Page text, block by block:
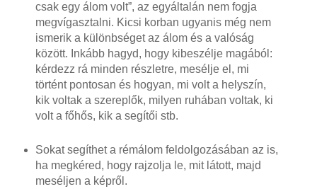
csak egy álom volt”, az egyáltalán nem fogja
megvígasztalni. Kicsi korban ugyanis még nem
ismerik a különbséget az álom és a valóság
között. Inkább hagyd, hogy kibeszélje magából:
kérdezz rá minden részletre, mesélje el, mi
történt pontosan és hogyan, mi volt a helyszín,
kik voltak a szereplők, milyen ruhában voltak, ki
volt a főhős, kik a segítői stb.
Sokat segíthet a rémálom feldolgozásában az is,
ha megkéred, hogy rajzolja le, mit látott, majd
meséljen a képről.